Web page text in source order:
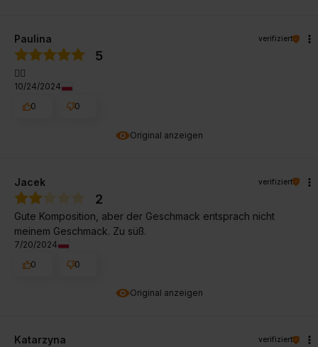
Original anzeigen
Paulina verifiziert
5
👍🏻
10/24/2024
0
0
Original anzeigen
Jacek verifiziert
2
Gute Komposition, aber der Geschmack entsprach nicht
meinem Geschmack. Zu süß.
7/20/2024
0
0
Katarzyna verifiziert